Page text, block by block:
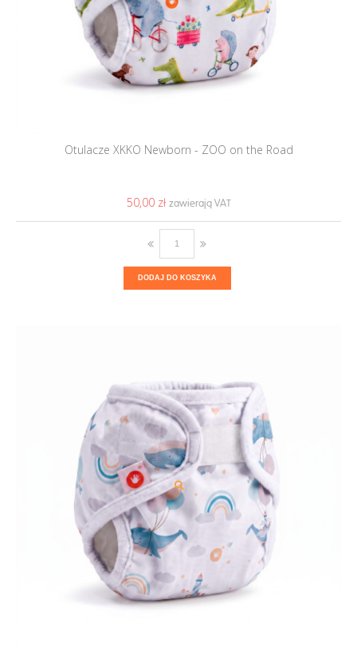
Otulacze XKKO Newborn - ZOO on the Road
50,00 ‎zł
DODAJ DO KOSZYKA